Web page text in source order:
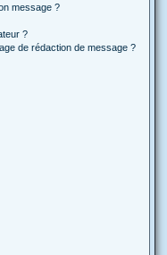
message ?
?
de rédaction de message ?